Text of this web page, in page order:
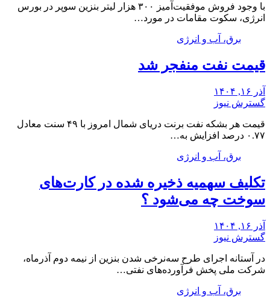
با وجود فروش موفقیت‌آمیز ۳۰۰ هزار لیتر بنزین سوپر در بورس
انرژی، سکوت مقامات در مورد…
برق، آب و انرژی
قیمت نفت منفجر شد
آذر ۱۶, ۱۴۰۴
گسترش نیوز
قیمت هر بشکه نفت برنت دریای شمال امروز با ۴۹ سنت معادل
۰.۷۷ درصد افزایش به…
برق، آب و انرژی
تکلیف سهمیه ذخیره شده در کارت‌های
سوخت چه می‌شود ؟
آذر ۱۶, ۱۴۰۴
گسترش نیوز
در آستانه اجرای طرح سه‌نرخی شدن بنزین از نیمه دوم آذرماه،
شرکت ملی پخش فرآورده‌های نفتی…
برق، آب و انرژی